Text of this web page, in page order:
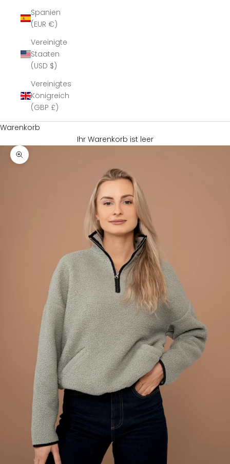
Spanien
(EUR €)
Vereinigte
Staaten
(USD $)
Vereinigtes
Königreich
(GBP £)
Warenkorb
Ihr Warenkorb ist leer
Bild vergrößern